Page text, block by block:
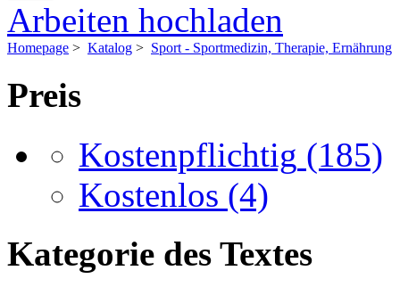
Arbeiten hochladen
Homepage > Katalog > Sport - Sportmedizin, Therapie, Ernährung
Preis
Kostenpflichtig (185)
Kostenlos (4)
Kategorie des Textes